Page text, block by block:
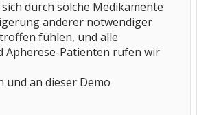
durch solche Medikamente
anderer notwendiger
fühlen, und alle
Apherese-Patienten rufen wir
und an dieser Demo